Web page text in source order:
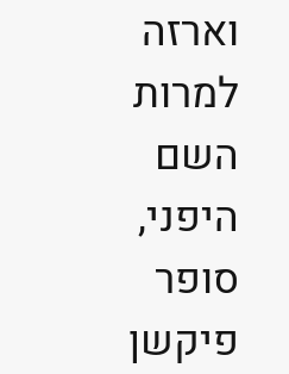
וארזה
למרות
השם
היפני,
סופר
פיקשן